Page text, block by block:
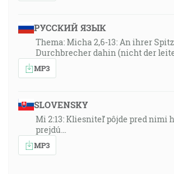
РУССКИЙ ЯЗЫК
Thema: Micha 2,6-13: An ihrer
Durchbrecher dahin (nicht der
MP3
SLOVENSKY
Mi 2:13: Kliesniteľ pôjde pred nimi
prejdú…
MP3